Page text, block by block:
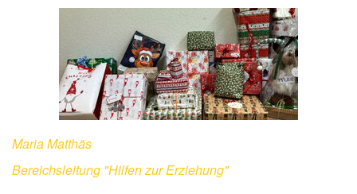
Maria Matthäs
Bereichsleitung "Hilfen zur Erziehung"